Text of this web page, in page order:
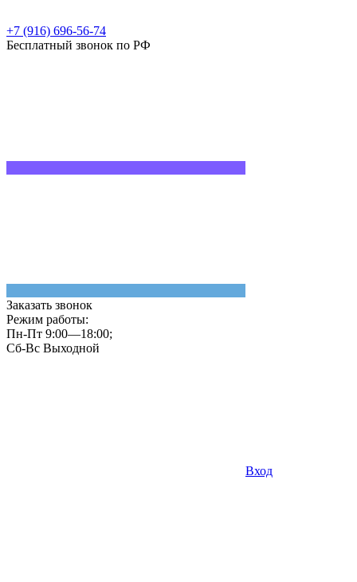
+7 (916) 696-56-74
Бесплатный звонок по РФ
Заказать звонок
Режим работы:
Пн-Пт 9:00—18:00;
Сб-Вс Выходной
Вход